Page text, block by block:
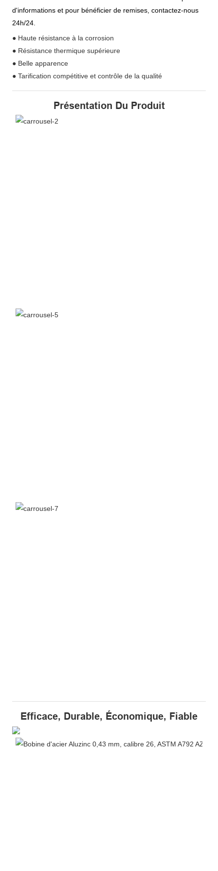
d'informations et pour bénéficier de remises, contactez-nous
24h/24.
● Haute résistance à la corrosion
● Résistance thermique supérieure
● Belle apparence
● Tarification compétitive et contrôle de la qualité
Présentation Du Produit
Efficace, Durable, Économique, Fiable